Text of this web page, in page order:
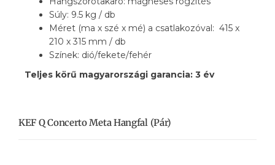
Súly: 9.5 kg / db
Méret (ma x szé x mé) a csatlakozóval: 415 x
210 x 315 mm / db
Színek: dió/fekete/fehér
Teljes körű magyarországi garancia: 3 év
KEF Q Concerto Meta Hangfal (pár)